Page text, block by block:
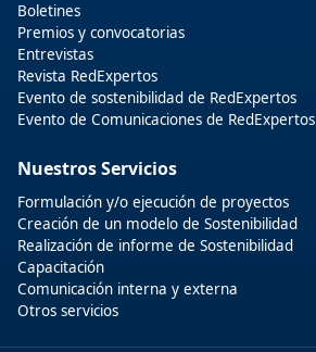
Boletines
Premios y convocatorias
Entrevistas
Revista RedExpertos
Evento de sostenibilidad de RedExpertos
Evento de Comunicaciones de RedExpertos
Nuestros Servicios
Formulación y/o ejecución de proyectos
Creación de un modelo de Sostenibilidad
Realización de informe de Sostenibilidad
Capacitación
Comunicación interna y externa
Otros servicios